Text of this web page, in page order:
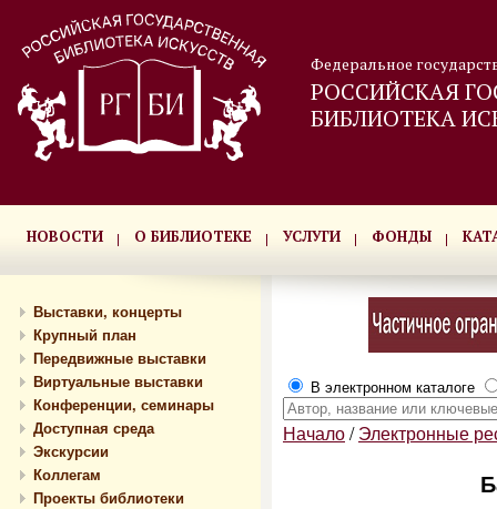
Федеральное
РОССИЙСКАЯ
БИБЛИОТЕКА
НОВОСТИ О БИБЛИОТЕКЕ УСЛУГИ ФОНДЫ
Выставки, концерты
Крупный план
Передвижные выставки
Виртуальные выставки
Конференции, семинары
Доступная среда
Экскурсии
Коллегам
Проекты библиотеки
В электронном каталоге
Начало/ Электронные